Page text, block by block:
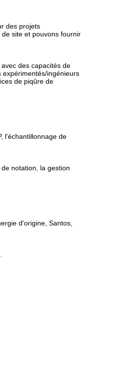
des projets
site et pouvons fournir
des capacités de
expérimentés/ingénieurs
de piqûre de
l'échantillonnage de
notation, la gestion
d'origine, Santos,